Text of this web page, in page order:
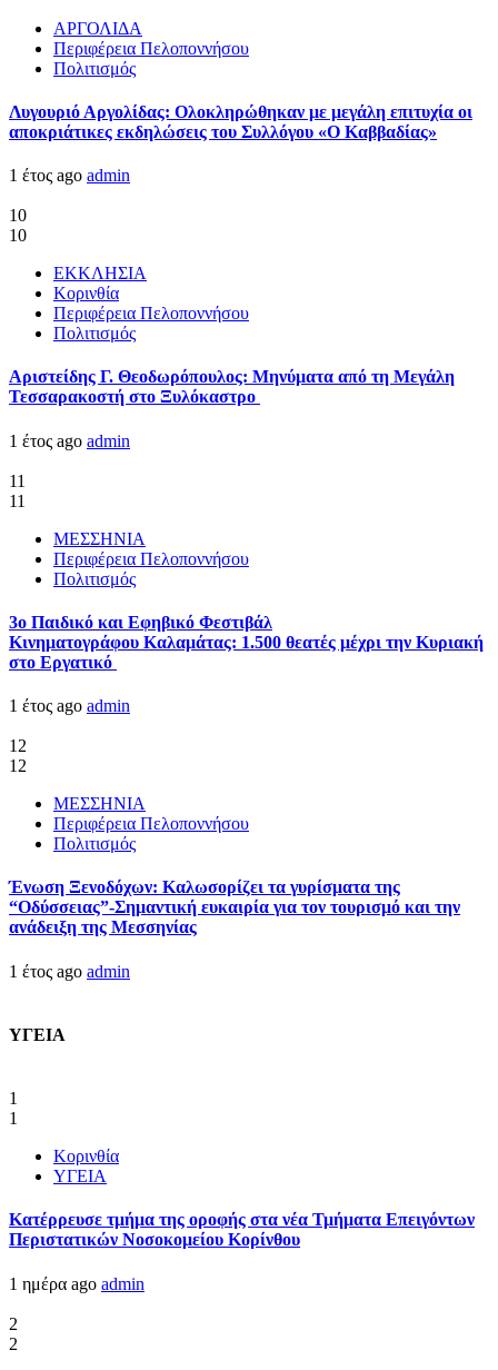
ΑΡΓΟΛΙΔΑ
Περιφέρεια Πελοποννήσου
Πολιτισμός
Λυγουριό Αργολίδας: Ολοκληρώθηκαν με μεγάλη επιτυχία οι
αποκριάτικες εκδηλώσεις του Συλλόγου «Ο Καββαδίας»
1 έτος ago admin
10
10
ΕΚΚΛΗΣΙΑ
Κορινθία
Περιφέρεια Πελοποννήσου
Πολιτισμός
Αριστείδης Γ. Θεοδωρόπουλος: Μηνύματα από τη Μεγάλη
Τεσσαρακοστή στο Ξυλόκαστρο
1 έτος ago admin
11
11
ΜΕΣΣΗΝΙΑ
Περιφέρεια Πελοποννήσου
Πολιτισμός
3ο Παιδικό και Εφηβικό Φεστιβάλ
Κινηματογράφου Καλαμάτας: 1.500 θεατές μέχρι την Κυριακή
στο Εργατικό
1 έτος ago admin
12
12
ΜΕΣΣΗΝΙΑ
Περιφέρεια Πελοποννήσου
Πολιτισμός
Ένωση Ξενοδόχων: Καλωσορίζει τα γυρίσματα της
“Οδύσσειας”-Σημαντική ευκαιρία για τον τουρισμό και την
ανάδειξη της Μεσσηνίας
1 έτος ago admin
ΥΓΕΙΑ
1
1
Κορινθία
ΥΓΕΙΑ
Kατέρρευσε τμήμα της οροφής στα νέα Τμήματα Επειγόντων
Περιστατικών Νοσοκομείου Κορίνθου
1 ημέρα ago admin
2
2